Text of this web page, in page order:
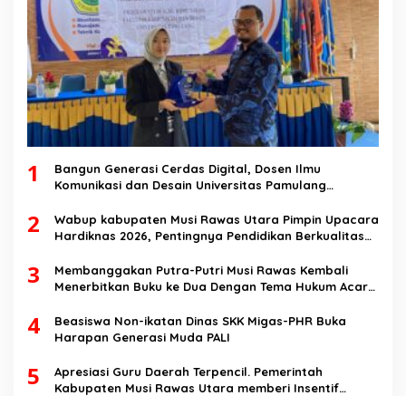
1
Bangun Generasi Cerdas Digital, Dosen Ilmu
Komunikasi dan Desain Universitas Pamulang
Speech di SMK Ikhlas Jawilan
2
Wabup kabupaten Musi Rawas Utara Pimpin Upacara
Hardiknas 2026, Pentingnya Pendidikan Berkualitas
3
Membanggakan Putra-Putri Musi Rawas Kembali
Menerbitkan Buku ke Dua Dengan Tema Hukum Acara
4
Beasiswa Non-ikatan Dinas SKK Migas-PHR Buka
Harapan Generasi Muda PALI
5
Apresiasi Guru Daerah Terpencil. Pemerintah
Kabupaten Musi Rawas Utara memberi Insentif